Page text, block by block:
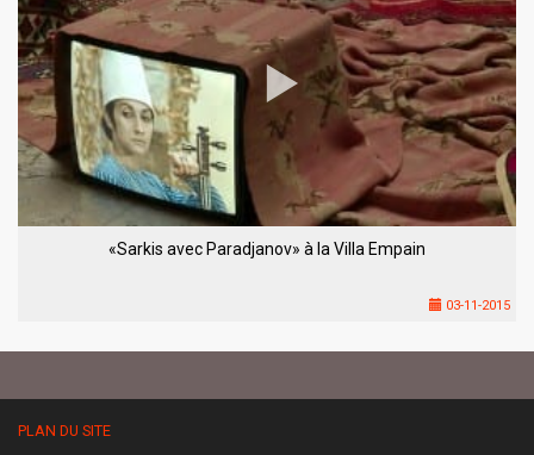
«Sarkis avec Paradjanov» à la Villa Empain
03-11-2015
PLAN DU SITE